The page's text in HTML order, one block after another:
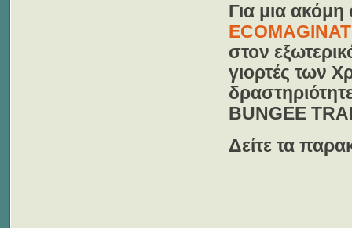
Για μια
στον
γιορτές των
BUNGEE
Δείτε τα